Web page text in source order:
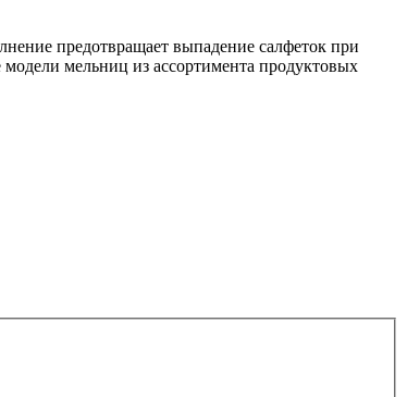
предотвращает выпадение салфеток при
мельниц из ассортимента продуктовых